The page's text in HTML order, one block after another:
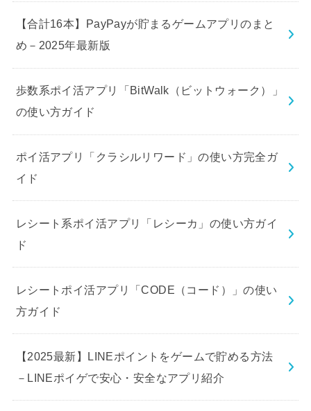
【合計16本】PayPayが貯まるゲームアプリのまと
め－2025年最新版
歩数系ポイ活アプリ「BitWalk（ビットウォーク）」
の使い方ガイド
ポイ活アプリ「クラシルリワード」の使い方完全ガ
イド
レシート系ポイ活アプリ「レシーカ」の使い方ガイ
ド
レシートポイ活アプリ「CODE（コード）」の使い
方ガイド
【2025最新】LINEポイントをゲームで貯める方法
－LINEポイゲで安心・安全なアプリ紹介